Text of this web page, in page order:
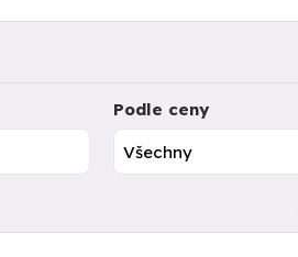
Podle ceny